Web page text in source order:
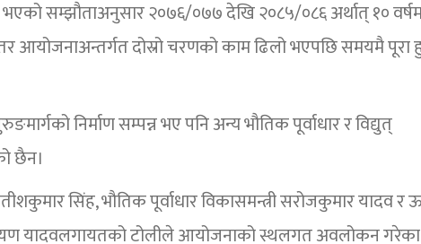
सम्झौताअनुसार २०७६/०७७ देखि २०८५/०८६ अर्थात् १०
आयोजनाअन्तर्गत दोस्रो चरणको काम ढिलो भएपछि समयमै पूरा
निर्माण सम्पन्न भए पनि अन्य भौतिक पूर्वाधार र विद्युत्
छैन।
सिंह, भौतिक पूर्वाधार विकासमन्त्री सरोजकुमार यादव र
यादवलगायतको टोलीले आयोजनाको स्थलगत अवलोकन गरेका